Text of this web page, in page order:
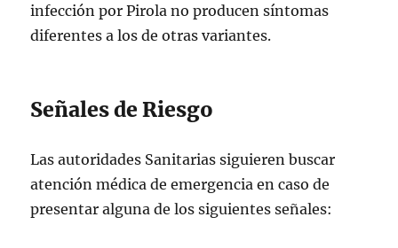
infección por Pirola no producen síntomas
diferentes a los de otras variantes.
Señales de Riesgo
Las autoridades Sanitarias siguieren buscar
atención médica de emergencia en caso de
presentar alguna de los siguientes señales: